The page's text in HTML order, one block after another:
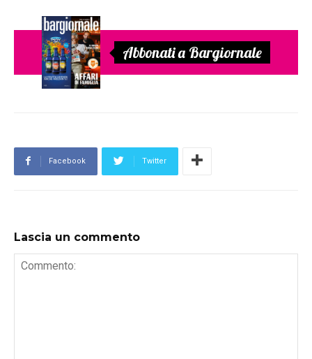
Abbonati a Bargiornale
Facebook Twitter
Lascia un commento